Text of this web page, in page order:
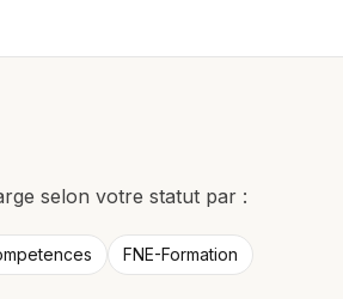
selon votre statut par :
FNE-Formation